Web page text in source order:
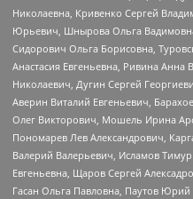
Николаевна, Кривенко Сергей
Юрьевич, Шнырова Ольга
Сидорович Ольга Борисовна,
Анастасия Евгеньевна, Ривина Анна
Николаевич, Дугин Сергей
Аверин Виталий Евгеньевич,
Олег Викторович, Мошель Ирина
Пономарев Лев Александрович,
Валерий Валерьевич, Исламов
Евгеньевна, Щаров Сергей
Гасан Ольга Павловна, Паутов